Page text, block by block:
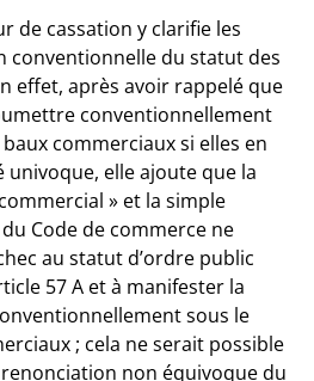
de cassation y clarifie les
conventionnelle du statut des
effet, après avoir rappelé que
conventionnellement
commerciaux si elles en
elle ajoute que la
» et la simple
Code de commerce ne
au statut d’ordre public
57 A et à manifester la
sous le
; cela ne serait possible
renonciation non équivoque du